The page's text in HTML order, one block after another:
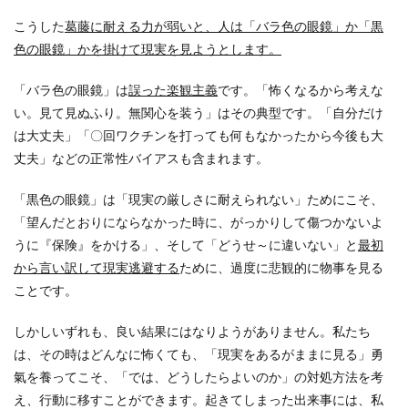
こうした葛藤に耐える力が弱いと、人は「バラ色の眼鏡」か「黒
色の眼鏡」かを掛けて現実を見ようとします。
「バラ色の眼鏡」は誤った楽観主義です。「怖くなるから考えな
い。見て見ぬふり。無関心を装う」はその典型です。「自分だけ
は大丈夫」「〇回ワクチンを打っても何もなかったから今後も大
丈夫」などの正常性バイアスも含まれます。
「黒色の眼鏡」は「現実の厳しさに耐えられない」ためにこそ、
「望んだとおりにならなかった時に、がっかりして傷つかないよ
うに『保険』をかける」、そして「どうせ～に違いない」と最初
から言い訳して現実逃避するために、過度に悲観的に物事を見る
ことです。
しかしいずれも、良い結果にはなりようがありません。私たち
は、その時はどんなに怖くても、「現実をあるがままに見る」勇
氣を養ってこそ、「では、どうしたらよいのか」の対処方法を考
え、行動に移すことができます。起きてしまった出来事には、私